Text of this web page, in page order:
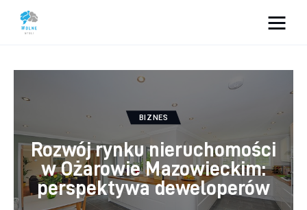
Dom i ogród
Uroda
BIZNES
Rozwój rynku nieruchomości
w Ożarowie Mazowieckim:
perspektywa deweloperów